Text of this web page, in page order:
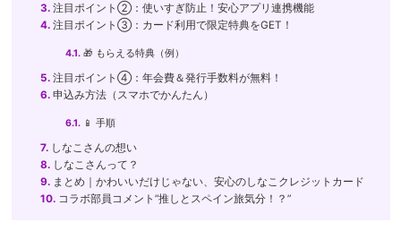
3.注目ポイント②：使いすぎ防止！安心アプリ連携機能
4.注目ポイント③：カード利用で限定特典をGET！
4.1.🎁 もらえる特典（例）
5.注目ポイント④：年会費＆発行手数料が無料！
6.申込み方法（スマホでかんたん）
6.1.📱 手順
7.しなこさんの想い
8.しなこさんって？
9.まとめ｜かわいいだけじゃない、安心のしなこクレジットカード
10.コラボ部員コメント”推しとスペイン旅気分！？”